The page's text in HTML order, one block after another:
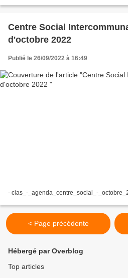
Centre Social
d'octobre 2022
Publié le 26/09/2022 à 16:49
- cias_-_agenda_centre_social_-
< Page précédente
Hébergé par Overblog
Top articles